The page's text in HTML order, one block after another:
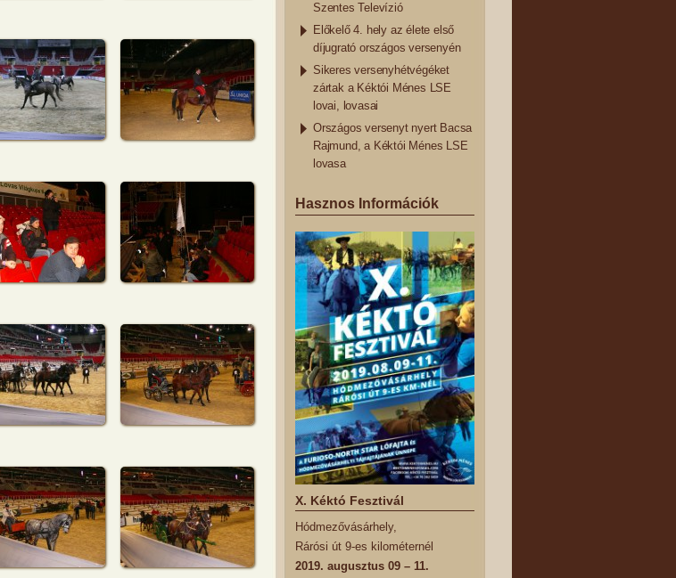
Szentes Televízió
Előkelő 4. hely az élete első
díjugrató országos versenyén
Sikeres versenyhétvégéket
zártak a Kéktói Ménes LSE
lovai, lovasai
Országos versenyt nyert Bacsa
Rajmund, a Kéktói Ménes LSE
lovasa
Hasznos Információk
X. Kéktó Fesztivál
Hódmezővásárhely,
Rárósi út 9-es kilométernél
2019. augusztus 09 – 11.